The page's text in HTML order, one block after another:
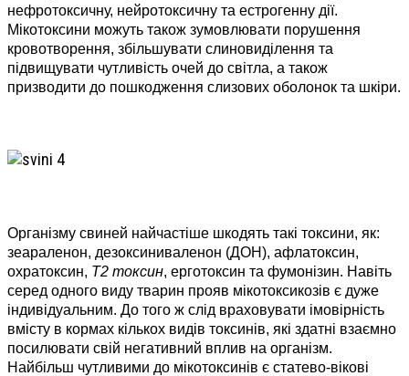
нефротоксичну, нейротоксичну та естрогенну дії.
Мікотоксини можуть також зумовлювати порушення
кровотворення, збільшувати слиновиділення та
підвищувати чутливість очей до світла, а також
призводити до пошкодження слизових оболонок та шкіри.
Організму свиней найчастіше шкодять такі токсини, як:
зеараленон, дезоксиниваленон (ДОН), афлатоксин,
охратоксин, Т2 токсин, ерготоксин та фумонізин. Навіть
серед одного виду тварин прояв мікотоксикозів є дуже
індивідуальним. До того ж слід враховувати імовірність
вмісту в кормах кількох видів токсинів, які здатні взаємно
посилювати свій негативний вплив на організм.
Найбільш чутливими до мікотоксинів є статево-вікові